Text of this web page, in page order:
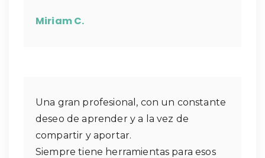
Miriam C.
Una gran profesional, con un constante
deseo de aprender y a la vez de
compartir y aportar.
Siempre tiene herramientas para esos